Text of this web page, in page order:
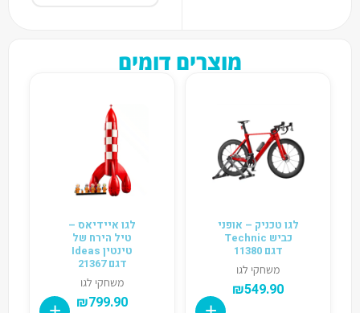
מוצרים דומים
לגו טכניק – אופני
כביש Technic
דגם 11380
משחקי לגו
₪549.90
לגו איידיאס –
טיל הירח של
טינטין Ideas
דגם 21367
משחקי לגו
₪799.90